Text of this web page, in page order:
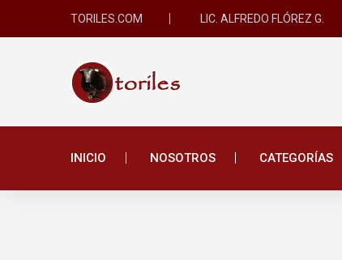
TORILES.COM LIC. ALFREDO FLÓREZ G.
INICIO NOSOTROS CATEGORÍAS